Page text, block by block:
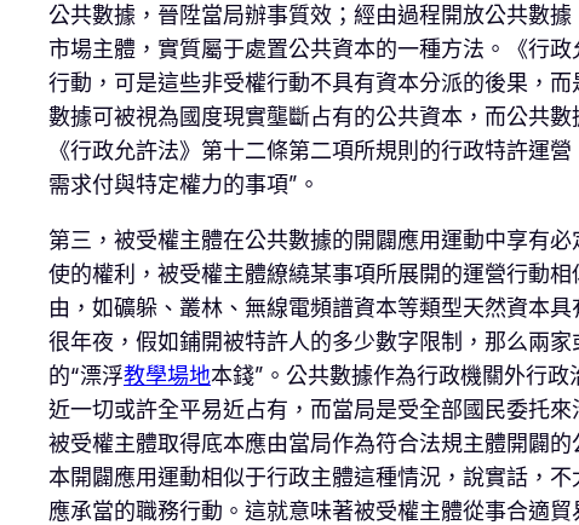
公共數據，晉陞當局辦事質效；經由過程開放公共數
市場主體，實質屬于處置公共資本的一種方法。《行
行動，可是這些非受權行動不具有資本分派的後果，
數據可被視為國度現實壟斷占有的公共資本，而公共
《行政允許法》第十二條第二項所規則的行政特許運
需求付與特定權力的事項”。
第三，被受權主體在公共數據的開闢應用運動中享有
使的權利，被受權主體繚繞某事項所展開的運營行動
由，如礦躲、叢林、無線電頻譜資本等類型天然資本
很年夜，假如鋪開被特許人的多少數字限制，那么兩
的“漂浮教學場地本錢”。公共數據作為行政機關外行
近一切或許全平易近占有，而當局是受全部國民委托
被受權主體取得底本應由當局作為符合法規主體開闢
本開闢應用運動相似于行政主體這種情況，說實話，
應承當的職務行動。這就意味著被受權主體從事合適